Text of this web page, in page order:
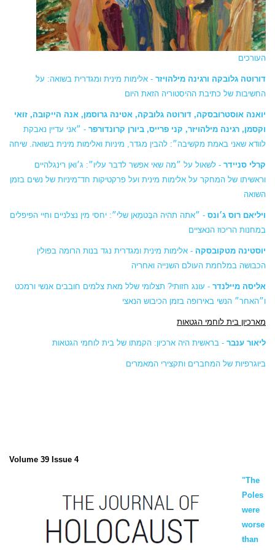
העורכים
דורוטה גלובקה ורגינה מילהויזר - אלימות מינית ומגדרית בשואה: על
החשיבות של כתיבת ההיסטוריה הזאת היום
יואנה אוסטרובסקה, דורוטה גלובקה, אטינה גרוסמן, אנה הייקובה, זואי
וקסמן, רגינה מילהויזר, קני פרייס, ביורן קרונדורפר - ״אני עדיין נאבקת
לוודא שאני באמת מקשיבה״: להבין מגדר, מיניות ואלימות מינית בשואה. שיחה
קרלי סניידר - לשאול על ״מה שאי אפשר לדבר עליו״: ג׳ואן רינגלהיים
וראשיתו של המחקר על אלימות מינית ועל פרקטיקות חד־מיניות של נשים בזמן
השואה
ויליאם רוס ג׳ונס - ״אתה תהיה הבֶּטמַאן שלי״: יחסי מין נצלניים וחיי הפיפלים
במחנות הריכוז הנאציים
יוסטינה מטקובסקה - אלימות מינית ומגדרית נגד בנות הרומה בפולין
הכבושה במלחמת העולם השנייה ואחריה
אליסה מיילנדר - עונג חזותי? תצלומי שלל מאת צלמים חובבים אנשי ורמכט
ו״האחר״ הנשי באירופה בזמן הכיבוש הנאצי
מארכיון בית לוחמי הגטאות
ליאור ענבר - בראשית היה ארכיון: הקמתו של בית לוחמי הגטאות
ביוגרפיות של המחברים ותקצירי המאמרים
Volume 39 Issue 4
"The
Poles
were
worse
than